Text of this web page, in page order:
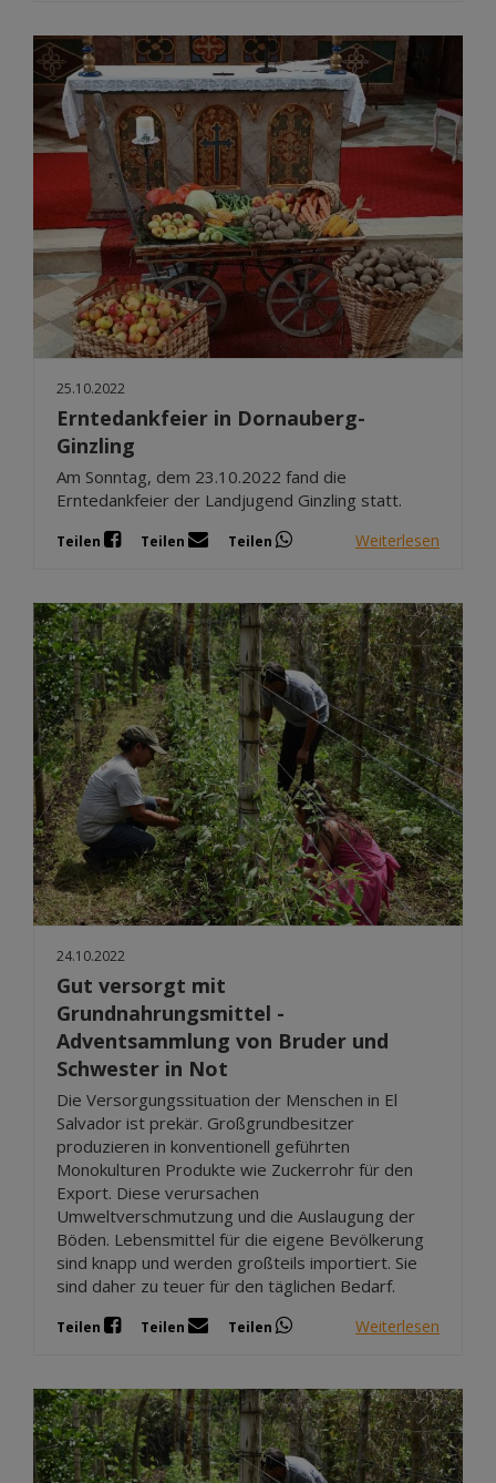
25.10.2022
Erntedankfeier in Dornauberg-
Ginzling
Am Sonntag, dem 23.10.2022 fand die
Erntedankfeier der Landjugend Ginzling statt.
Teilen Teilen Teilen Weiterlesen
24.10.2022
Gut versorgt mit
Grundnahrungsmittel -
Adventsammlung von Bruder und
Schwester in Not
Die Versorgungssituation der Menschen in El
Salvador ist prekär. Großgrundbesitzer
produzieren in konventionell geführten
Monokulturen Produkte wie Zuckerrohr für den
Export. Diese verursachen
Umweltverschmutzung und die Auslaugung der
Böden. Lebensmittel für die eigene Bevölkerung
sind knapp und werden großteils importiert. Sie
sind daher zu teuer für den täglichen Bedarf.
Teilen Teilen Teilen Weiterlesen